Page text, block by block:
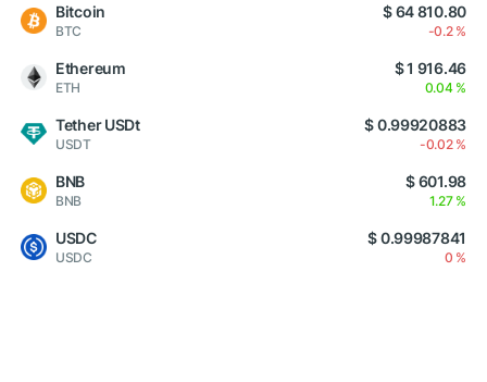
Bitcoin
BTC
$ 64 810.80
-0.2 %
Ethereum
ETH
$ 1 916.46
0.04 %
Tether USDt
USDT
$ 0.99920883
-0.02 %
BNB
BNB
$ 601.98
1.27 %
USDC
USDC
$ 0.99987841
0 %